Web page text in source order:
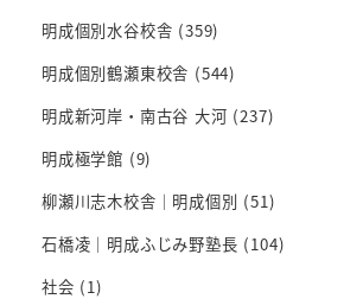
明成個別水谷校舎 (359)
明成個別鶴瀬東校舎 (544)
明成新河岸・南古谷 大河 (237)
明成極学館 (9)
柳瀬川志木校舎｜明成個別 (51)
石橋凌｜明成ふじみ野塾長 (104)
社会 (1)